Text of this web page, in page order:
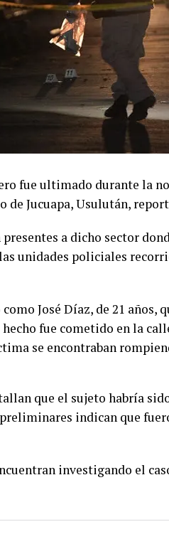
fue ultimado durante la
de Jucuapa, Usulután,
a dicho sector
unidades policiales
José Díaz, de 21
hecho fue cometido en la
se encontraban
que el sujeto habría
indican que
investigando el